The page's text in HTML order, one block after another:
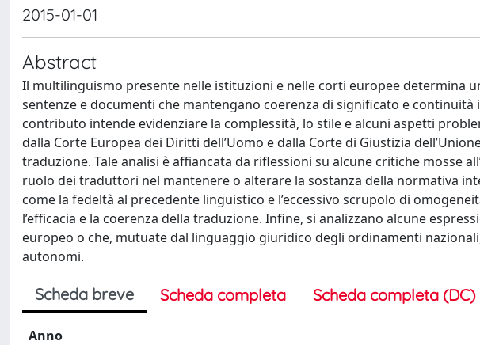
2015-01-01
Abstract
Il multilinguismo presente nelle istituzioni e nelle corti europee determina
sentenze e documenti che mantengano coerenza di significato e
contributo intende evidenziare la complessità, lo stile e alcuni aspetti
dalla Corte Europea dei Diritti dell’Uomo e dalla Corte di Giustizia
traduzione. Tale analisi è affiancata da riflessioni su alcune critiche mosse
ruolo dei traduttori nel mantenere o alterare la sostanza della normativa
come la fedeltà al precedente linguistico e l’eccessivo scrupolo di
l’efficacia e la coerenza della traduzione. Infine, si analizzano alcune
europeo o che, mutuate dal linguaggio giuridico degli ordinamenti
autonomi.
Scheda breve Scheda completa Scheda completa (DC)
Anno